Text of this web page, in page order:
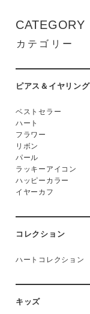
CATEGORY
カテゴリー
ピアス＆イヤリング
ベストセラー
ハート
フラワー
リボン
パール
ラッキーアイコン
ハッピーカラー
イヤーカフ
コレクション
ハートコレクション
キッズ